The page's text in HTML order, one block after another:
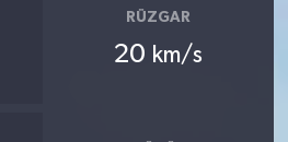
RÜZGAR
20 km/s